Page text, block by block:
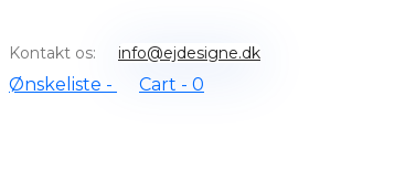
Kontakt os: info@ejdesigne.dk
Ønskeliste - Cart - 0